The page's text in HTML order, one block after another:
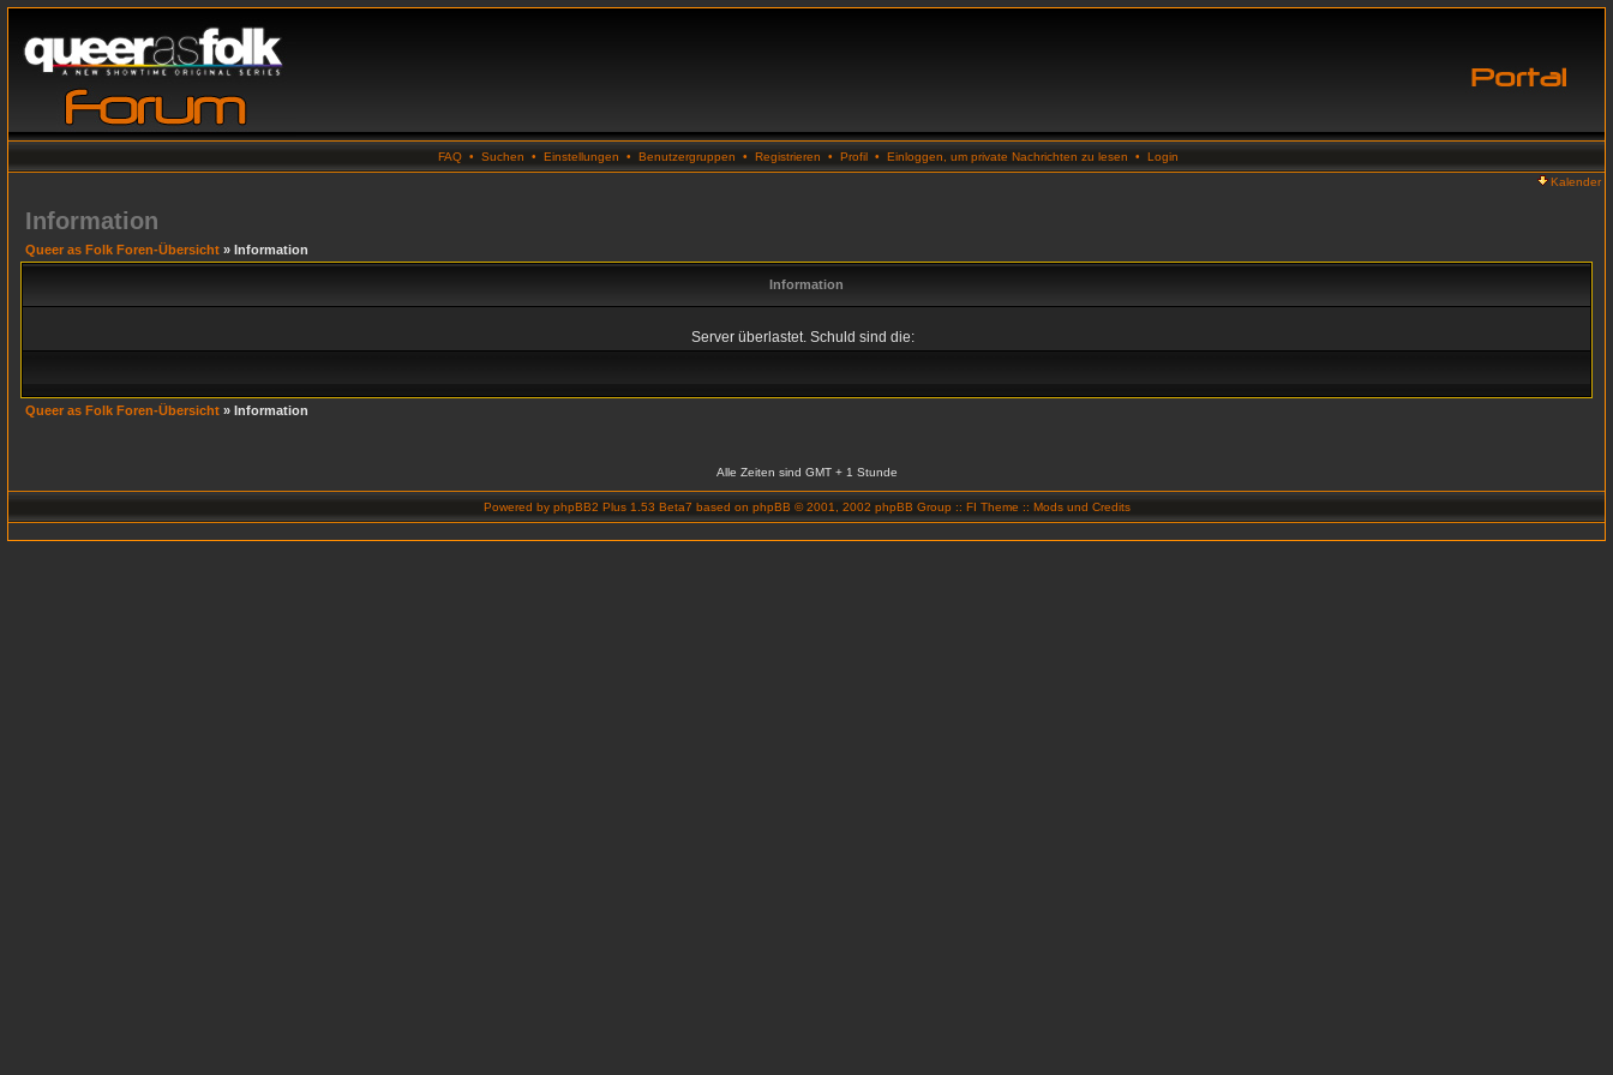
FAQ • Suchen • Einstellungen • Benutzergruppen • Registrieren • Profil • Einloggen, um private Nachrichten zu lesen • Login
Kalender
Information
Queer as Folk Foren-Übersicht » Information
Information
Server überlastet. Schuld sind die:
Queer as Folk Foren-Übersicht » Information
Alle Zeiten sind GMT + 1 Stunde
Powered by phpBB2 Plus 1.53 Beta7 based on phpBB © 2001, 2002 phpBB Group :: FI Theme :: Mods und Credits